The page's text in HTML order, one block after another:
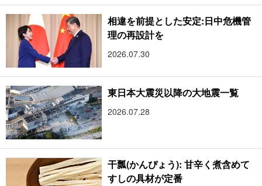
相違を前提とした安定:日中危機管
理の再設計を
2026.07.30
東日本大震災以降の大地震一覧
2026.07.28
干瓢(かんぴょう): 甘辛く煮含めて
すしの具材が定番